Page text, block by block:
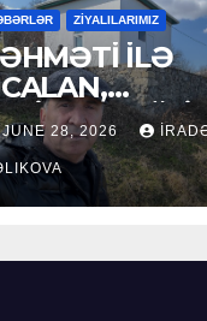
ZİYALILARIMIZ
İLƏ
HACI
JUNE 28, 2026